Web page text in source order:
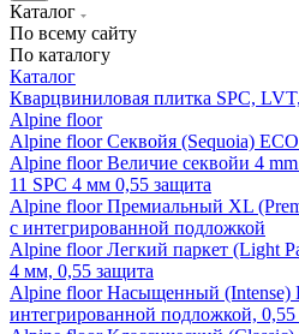
Каталог
По всему сайту
По каталогу
Каталог
Кварцвиниловая плитка SPC,
Alpine floor
Alpine floor Секвойя (Sequoia)
Alpine floor Величие секвойи 4
11 SPC 4 мм 0,55 защита
Alpine floor Премиальный XL
с интегрированной подложкой
Alpine floor Легкий паркет (Light
4 мм, 0,55 защита
Alpine floor Насыщенный (Intense)
интегрированной подложкой, 0,55